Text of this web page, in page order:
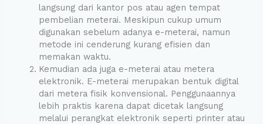
langsung dari kantor pos atau agen tempat
pembelian meterai. Meskipun cukup umum
digunakan sebelum adanya e-meterai, namun
metode ini cenderung kurang efisien dan
memakan waktu.
Kemudian ada juga e-meterai atau metera
elektronik. E-meterai merupakan bentuk digital
dari metera fisik konvensional. Penggunaannya
lebih praktis karena dapat dicetak langsung
melalui perangkat elektronik seperti printer atau